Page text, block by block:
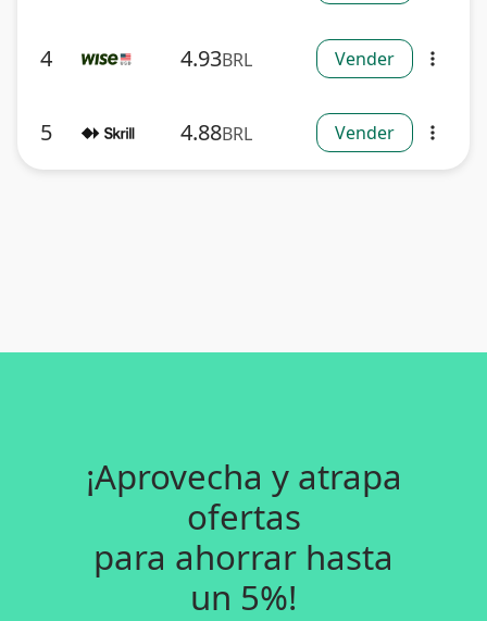
4 4.93BRL Vender more_vert
5 4.88BRL Vender more_vert
¡Aprovecha y atrapa
ofertas
para ahorrar hasta
un 5%!